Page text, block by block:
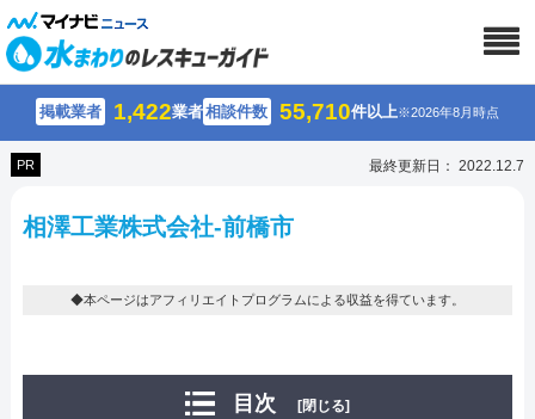
掲載業者 1,422業者相談件数 55,710件以上※2026年8月時点
PR 最終更新日： 2022.12.7
相澤工業株式会社-前橋市
◆本ページはアフィリエイトプログラムによる収益を得ています。
目次 [閉じる]